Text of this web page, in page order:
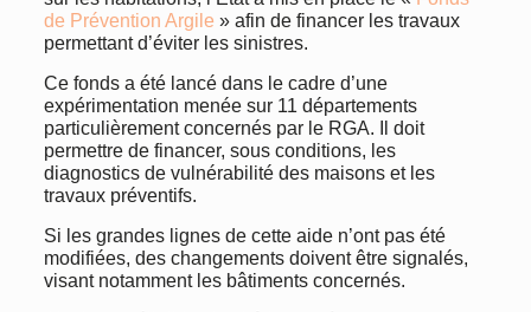
de Prévention Argile » afin de financer les travaux
permettant d’éviter les sinistres.
Ce fonds a été lancé dans le cadre d’une
expérimentation menée sur 11 départements
particulièrement concernés par le RGA. Il doit
permettre de financer, sous conditions, les
diagnostics de vulnérabilité des maisons et les
travaux préventifs.
Si les grandes lignes de cette aide n’ont pas été
modifiées, des changements doivent être signalés,
visant notamment les bâtiments concernés.